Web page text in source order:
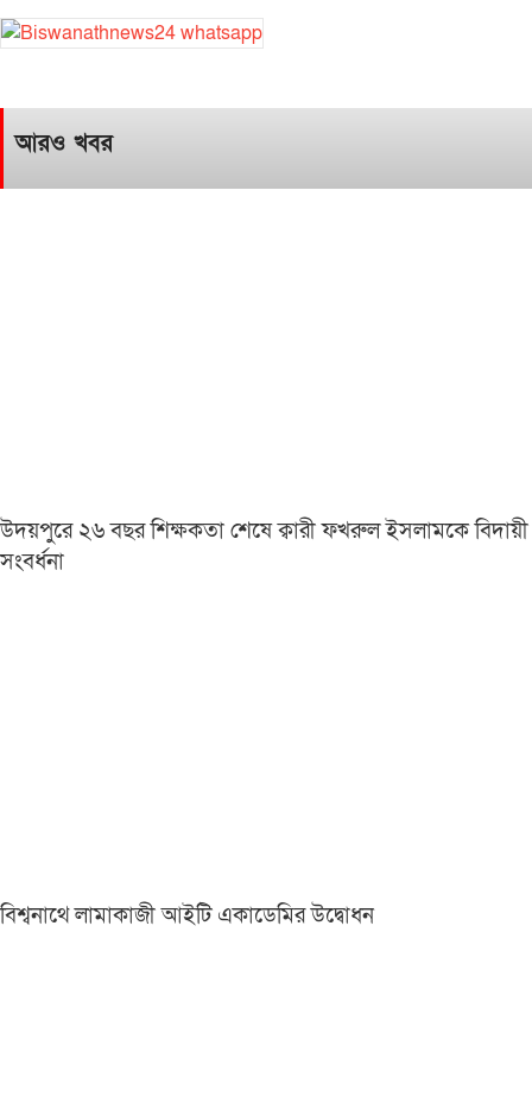
আরও খবর
উদয়পুরে ২৬ বছর শিক্ষকতা শেষে ক্বারী ফখরুল ইসলামকে বিদায়ী
সংবর্ধনা
বিশ্বনাথে লামাকাজী আইটি একাডেমির উদ্বোধন